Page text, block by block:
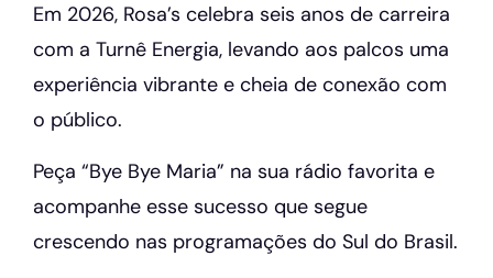
Em 2026, Rosa’s celebra seis anos de carreira
com a Turnê Energia, levando aos palcos uma
experiência vibrante e cheia de conexão com
o público.
Peça “Bye Bye Maria” na sua rádio favorita e
acompanhe esse sucesso que segue
crescendo nas programações do Sul do Brasil.